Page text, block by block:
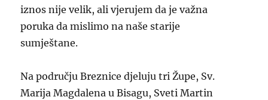
iznos nije velik, ali vjerujem da je važna
poruka da mislimo na naše starije
sumještane.
Na području Breznice djeluju tri Župe, Sv.
Marija Magdalena u Bisagu, Sveti Martin